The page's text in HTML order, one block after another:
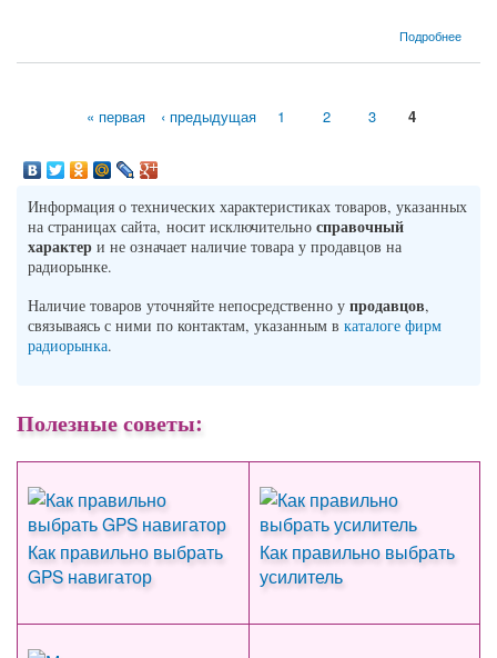
Подробнее
о Процессор Intel Core i5-4570T Haswell (2900MHz, LGA1150, L3 4096 Кб, L2 512 Кб)
« первая ‹ предыдущая 1 2 3 4
Информация о технических характеристиках товаров, указанных
на страницах сайта, носит исключительно справочный
характер и не означает наличие товара у продавцов на
радиорынке.
Наличие товаров уточняйте непосредственно у продавцов,
связываясь с ними по контактам, указанным в каталоге фирм
радиорынка.
Полезные советы:
Как правильно выбрать
GPS навигатор
Как правильно выбрать
усилитель